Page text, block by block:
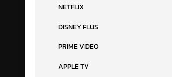
NETFLIX
DISNEY PLUS
PRIME VIDEO
APPLE TV